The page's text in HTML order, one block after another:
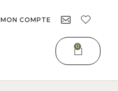
MON COMPTE
0